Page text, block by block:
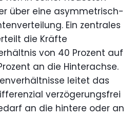
über eine asymmetrisch-
Ein zentrales
die Kräfte
von 40 Prozent auf
an die Hinterachse.
leitet das
verzögerungsfrei
an die hintere oder an